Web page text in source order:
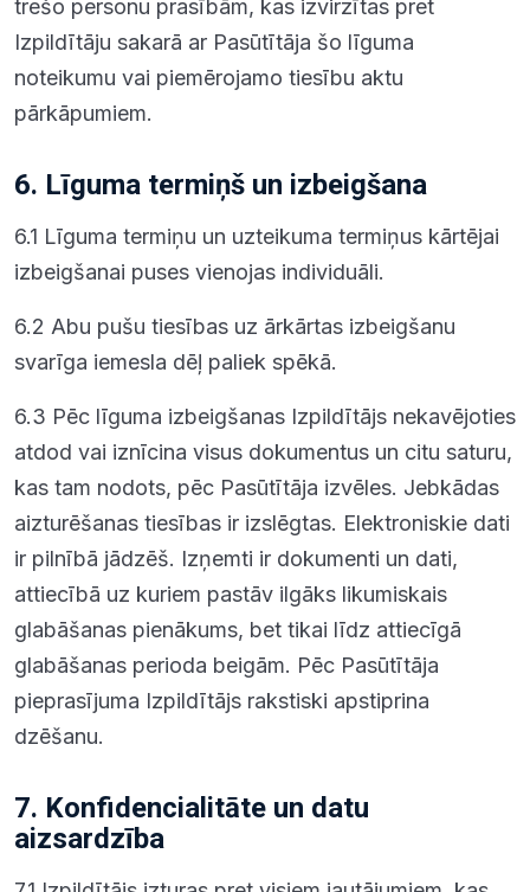
trešo personu prasībām, kas izvirzītas pret
Izpildītāju sakarā ar Pasūtītāja šo līguma
noteikumu vai piemērojamo tiesību aktu
pārkāpumiem.
6. Līguma termiņš un izbeigšana
6.1 Līguma termiņu un uzteikuma termiņus kārtējai
izbeigšanai puses vienojas individuāli.
6.2 Abu pušu tiesības uz ārkārtas izbeigšanu
svarīga iemesla dēļ paliek spēkā.
6.3 Pēc līguma izbeigšanas Izpildītājs nekavējoties
atdod vai iznīcina visus dokumentus un citu saturu,
kas tam nodots, pēc Pasūtītāja izvēles. Jebkādas
aizturēšanas tiesības ir izslēgtas. Elektroniskie dati
ir pilnībā jādzēš. Izņemti ir dokumenti un dati,
attiecībā uz kuriem pastāv ilgāks likumiskais
glabāšanas pienākums, bet tikai līdz attiecīgā
glabāšanas perioda beigām. Pēc Pasūtītāja
pieprasījuma Izpildītājs rakstiski apstiprina
dzēšanu.
7. Konfidencialitāte un datu
aizsardzība